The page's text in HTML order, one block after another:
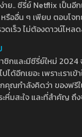
าย.. ซีรี่ย์ Netflix เป็น
ออื่น ๆ เพียบ ตอบโจท
ดเร็ว ไม่ต้องดาวน์โห
ชิกและมีซีรี่ย์ใหม่
ปได้อีกเยอะ เพราะเร
คุณกำลังคิดว่า ของฟ
หึ่มสะใจ และที่สำคัญ